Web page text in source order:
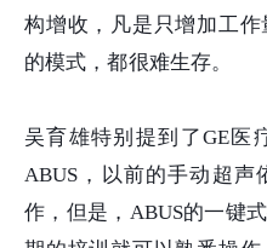
构增收，凡是只增加工
的模式，都很难生存。
吴育雄特别提到了GE医
ABUS，以前的手动超
作，但是，ABUS的一键